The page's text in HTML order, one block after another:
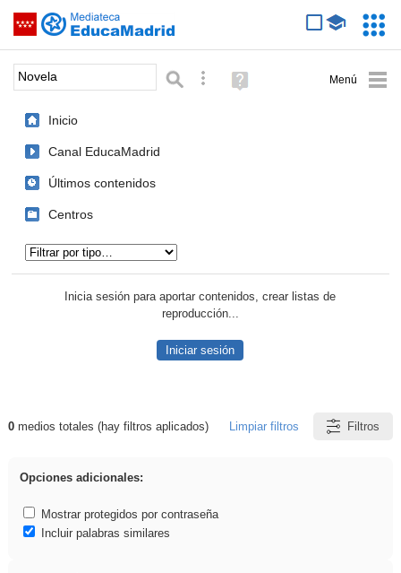
Saltar navegación
Palabra o frase: Búsqueda avanzada
Ayuda
(en
Inicio
Canal EducaMadrid
Últimos contenidos
Centros
Inicia sesión para aportar contenidos, crear listas de
reproducción...
Iniciar sesión
Resultados de: Novela
0medios totales (hay filtros aplicados) Limpiar filtros Filtros
Opciones adicionales:
Mostrar protegidos por contraseña
Incluir palabras similares